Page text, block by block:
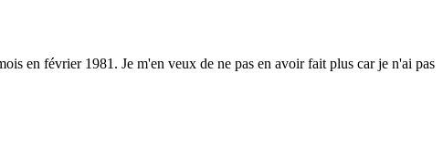
en février 1981. Je m'en veux de ne pas en avoir fait plus car je n'ai pas